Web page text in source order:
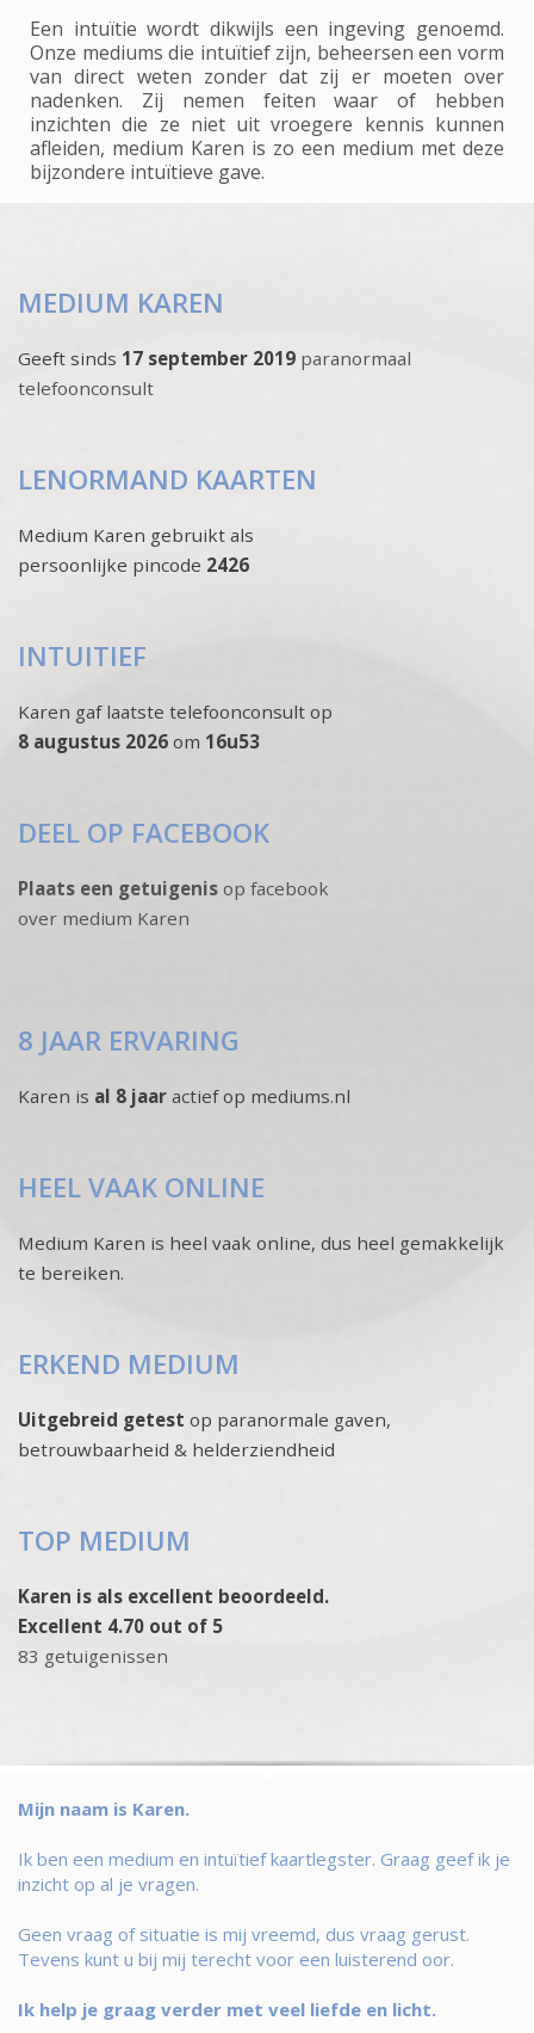
Een intuïtie wordt dikwijls een ingeving genoemd.
Onze mediums die intuïtief zijn, beheersen een vorm
van direct weten zonder dat zij er moeten over
nadenken. Zij nemen feiten waar of hebben
inzichten die ze niet uit vroegere kennis kunnen
afleiden, medium Karen is zo een medium met deze
bijzondere intuïtieve gave.
MEDIUM KAREN
Geeft sinds 17 september 2019 paranormaal
telefoonconsult
LENORMAND KAARTEN
Medium Karen gebruikt als
persoonlijke pincode 2426
INTUITIEF
Karen gaf laatste telefoonconsult op
8 augustus 2026 om 16u53
DEEL OP FACEBOOK
Plaats een getuigenis op facebook
over medium Karen
8 JAAR ERVARING
Karen is al 8 jaar actief op mediums.nl
HEEL VAAK ONLINE
Medium Karen is heel vaak online, dus heel gemakkelijk
te bereiken.
ERKEND MEDIUM
Uitgebreid getest op paranormale gaven,
betrouwbaarheid & helderziendheid
TOP MEDIUM
Karen is als excellent beoordeeld.
Excellent 4.70 out of 5
83 getuigenissen
Mijn naam is Karen.
Ik ben een medium en intuïtief kaartlegster. Graag geef ik je
inzicht op al je vragen.
Geen vraag of situatie is mij vreemd, dus vraag gerust.
Tevens kunt u bij mij terecht voor een luisterend oor.
Ik help je graag verder met veel liefde en licht.